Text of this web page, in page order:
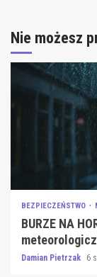
Nie możesz
BEZPIECZEŃSTWO
BURZE NA
Damian Pietrzak 6